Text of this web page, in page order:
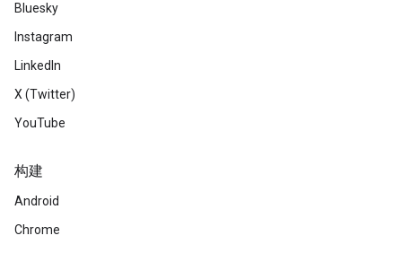
Bluesky
Instagram
LinkedIn
X (Twitter)
YouTube
构建
Android
Chrome